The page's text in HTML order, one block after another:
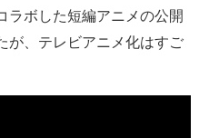
ラボした短編アニメの公開
が、テレビアニメ化はすご